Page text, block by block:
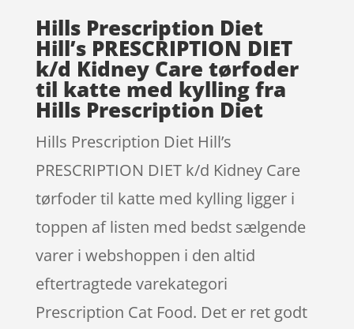
Hills Prescription Diet
Hill’s PRESCRIPTION DIET
k/d Kidney Care tørfoder
til katte med kylling fra
Hills Prescription Diet
Hills Prescription Diet Hill’s
PRESCRIPTION DIET k/d Kidney Care
tørfoder til katte med kylling ligger i
toppen af listen med bedst sælgende
varer i webshoppen i den altid
eftertragtede varekategori
Prescription Cat Food. Det er ret godt